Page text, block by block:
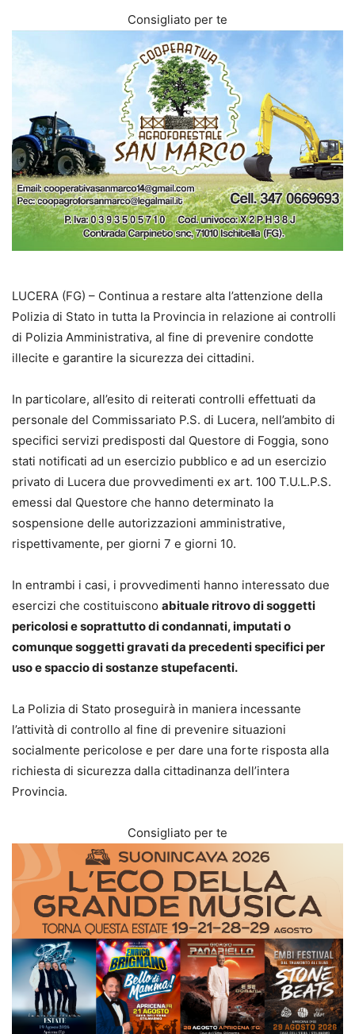
Consigliato per te
LUCERA (FG) – Continua a restare alta l’attenzione della
Polizia di Stato in tutta la Provincia in relazione ai controlli
di Polizia Amministrativa, al fine di prevenire condotte
illecite e garantire la sicurezza dei cittadini.
In particolare, all’esito di reiterati controlli effettuati da
personale del Commissariato P.S. di Lucera, nell’ambito di
specifici servizi predisposti dal Questore di Foggia, sono
stati notificati ad un esercizio pubblico e ad un esercizio
privato di Lucera due provvedimenti ex art. 100 T.U.L.P.S.
emessi dal Questore che hanno determinato la
sospensione delle autorizzazioni amministrative,
rispettivamente, per giorni 7 e giorni 10.
In entrambi i casi, i provvedimenti hanno interessato due
esercizi che costituiscono abituale ritrovo di soggetti
pericolosi e soprattutto di condannati, imputati o
comunque soggetti gravati da precedenti specifici per
uso e spaccio di sostanze stupefacenti.
La Polizia di Stato proseguirà in maniera incessante
l’attività di controllo al fine di prevenire situazioni
socialmente pericolose e per dare una forte risposta alla
richiesta di sicurezza dalla cittadinanza dell’intera
Provincia.
Consigliato per te